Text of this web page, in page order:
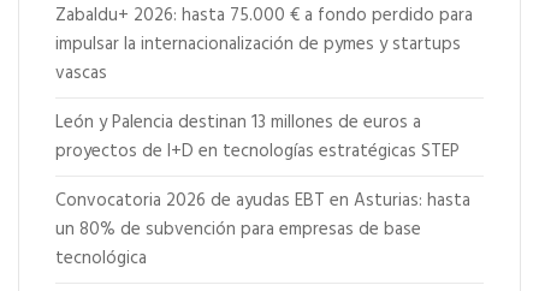
Zabaldu+ 2026: hasta 75.000 € a fondo perdido para
impulsar la internacionalización de pymes y startups
vascas
León y Palencia destinan 13 millones de euros a
proyectos de I+D en tecnologías estratégicas STEP
Convocatoria 2026 de ayudas EBT en Asturias: hasta
un 80% de subvención para empresas de base
tecnológica